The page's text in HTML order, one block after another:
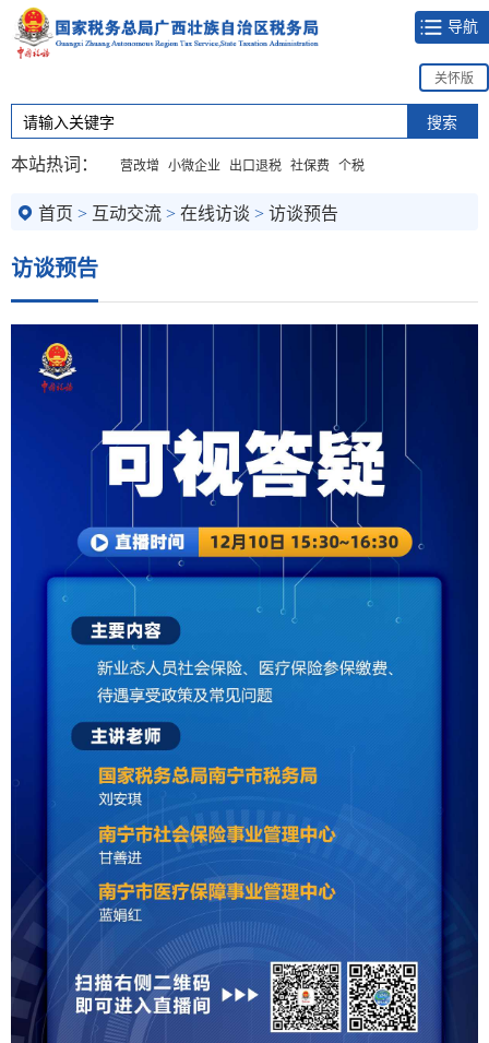
导航
关怀版
本站热词： 营改增 小微企业 出口退税 社保费 个税
首页 > 互动交流 > 在线访谈 > 访谈预告
访谈预告